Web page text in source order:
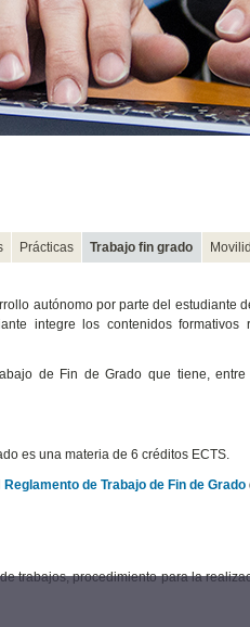
Prácticas Trabajo fin grado
autónomo por parte del estudiante
integre los contenidos
de Fin de Grado que tiene,
es una materia de 6 créditos ECTS.
Reglamento de Trabajo de Fin de Grado
trabajos, procedimiento para la